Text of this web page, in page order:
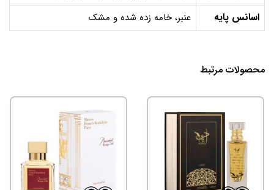
اسانس پایه عنبر، خامه زده شده و مشک
محصولات مرتبط